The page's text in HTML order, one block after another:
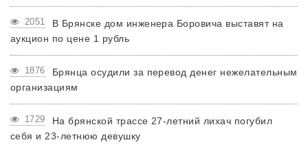
2051
В Брянске дом инженера Боровича выставят на
аукцион по цене 1 рубль
1876
Брянца осудили за перевод денег нежелательным
организациям
1729
На брянской трассе 27-летний лихач погубил
себя и 23-летнюю девушку